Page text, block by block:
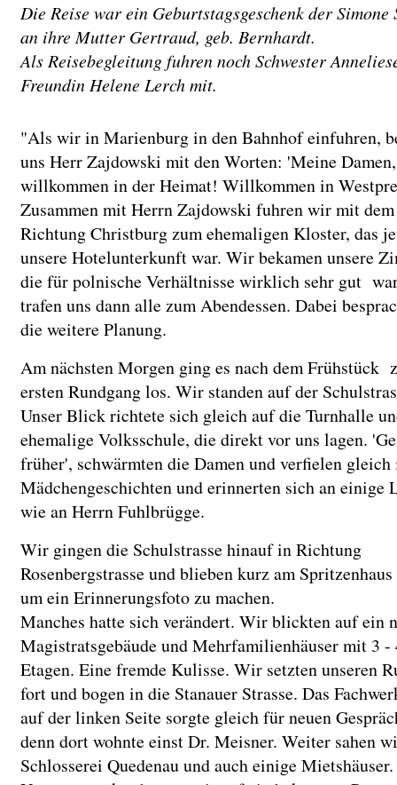
Die Reise war ein Geburtstagsgeschenk der Simone
an ihre Mutter Gertraud, geb. Bernhardt.
Als Reisebegleitung fuhren noch Schwester
Freundin Helene Lerch mit.
"Als wir in Marienburg in den Bahnhof einfuhren,
uns Herr Zajdowski mit den Worten: 'Meine Damen,
willkommen in der Heimat! Willkommen in
Zusammen mit Herrn Zajdowski fuhren wir mit
Richtung Christburg zum ehemaligen Kloster, das
unsere Hotelunterkunft war. Wir bekamen unsere
die für polnische Verhältnisse wirklich sehr gut
trafen uns dann alle zum Abendessen. Dabei
die weitere Planung.
Am nächsten Morgen ging es nach dem Frühstück
ersten Rundgang los. Wir standen auf der
Unser Blick richtete sich gleich auf die Turnhalle
ehemalige Volksschule, die direkt vor uns lagen.
früher', schwärmten die Damen und verfielen gleich
Mädchengeschichten und erinnerten sich an einige
wie an Herrn Fuhlbrügge.
Wir gingen die Schulstrasse hinauf in Richtung
Rosenbergstrasse und blieben kurz am Spritzenhaus
um ein Erinnerungsfoto zu machen.
Manches hatte sich verändert. Wir blickten auf ein
Magistratsgebäude und Mehrfamilienhäuser mit 3 -
Etagen. Eine fremde Kulisse. Wir setzten unseren
fort und bogen in die Stanauer Strasse. Das
auf der linken Seite sorgte gleich für neuen
denn dort wohnte einst Dr. Meisner. Weiter sahen
Schlosserei Quedenau und auch einige